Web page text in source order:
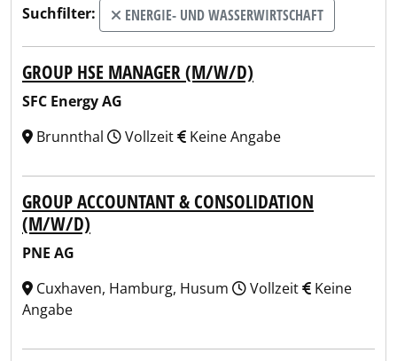
Suchfilter: ENERGIE- UND WASSERWIRTSCHAFT
GROUP HSE MANAGER (M/W/D)
SFC Energy AG
Brunnthal
Vollzeit Keine Angabe
GROUP ACCOUNTANT & CONSOLIDATION
(M/W/D)
PNE AG
Cuxhaven, Hamburg, Husum
Vollzeit
Keine
Angabe